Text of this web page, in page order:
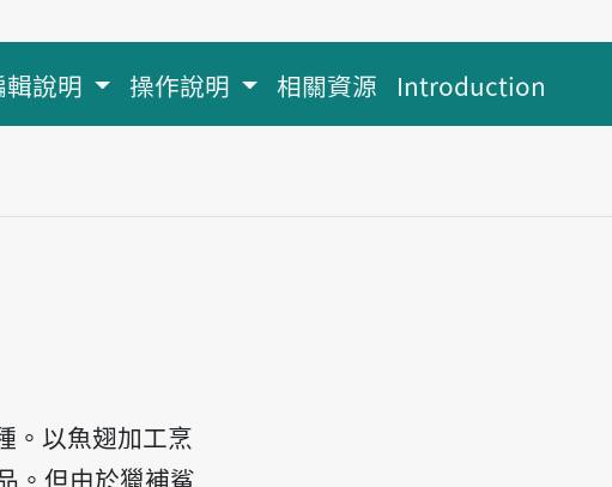
輯說明 操作說明 相關資源 Introduction
。以魚翅加工烹
。但由於獵補鯊